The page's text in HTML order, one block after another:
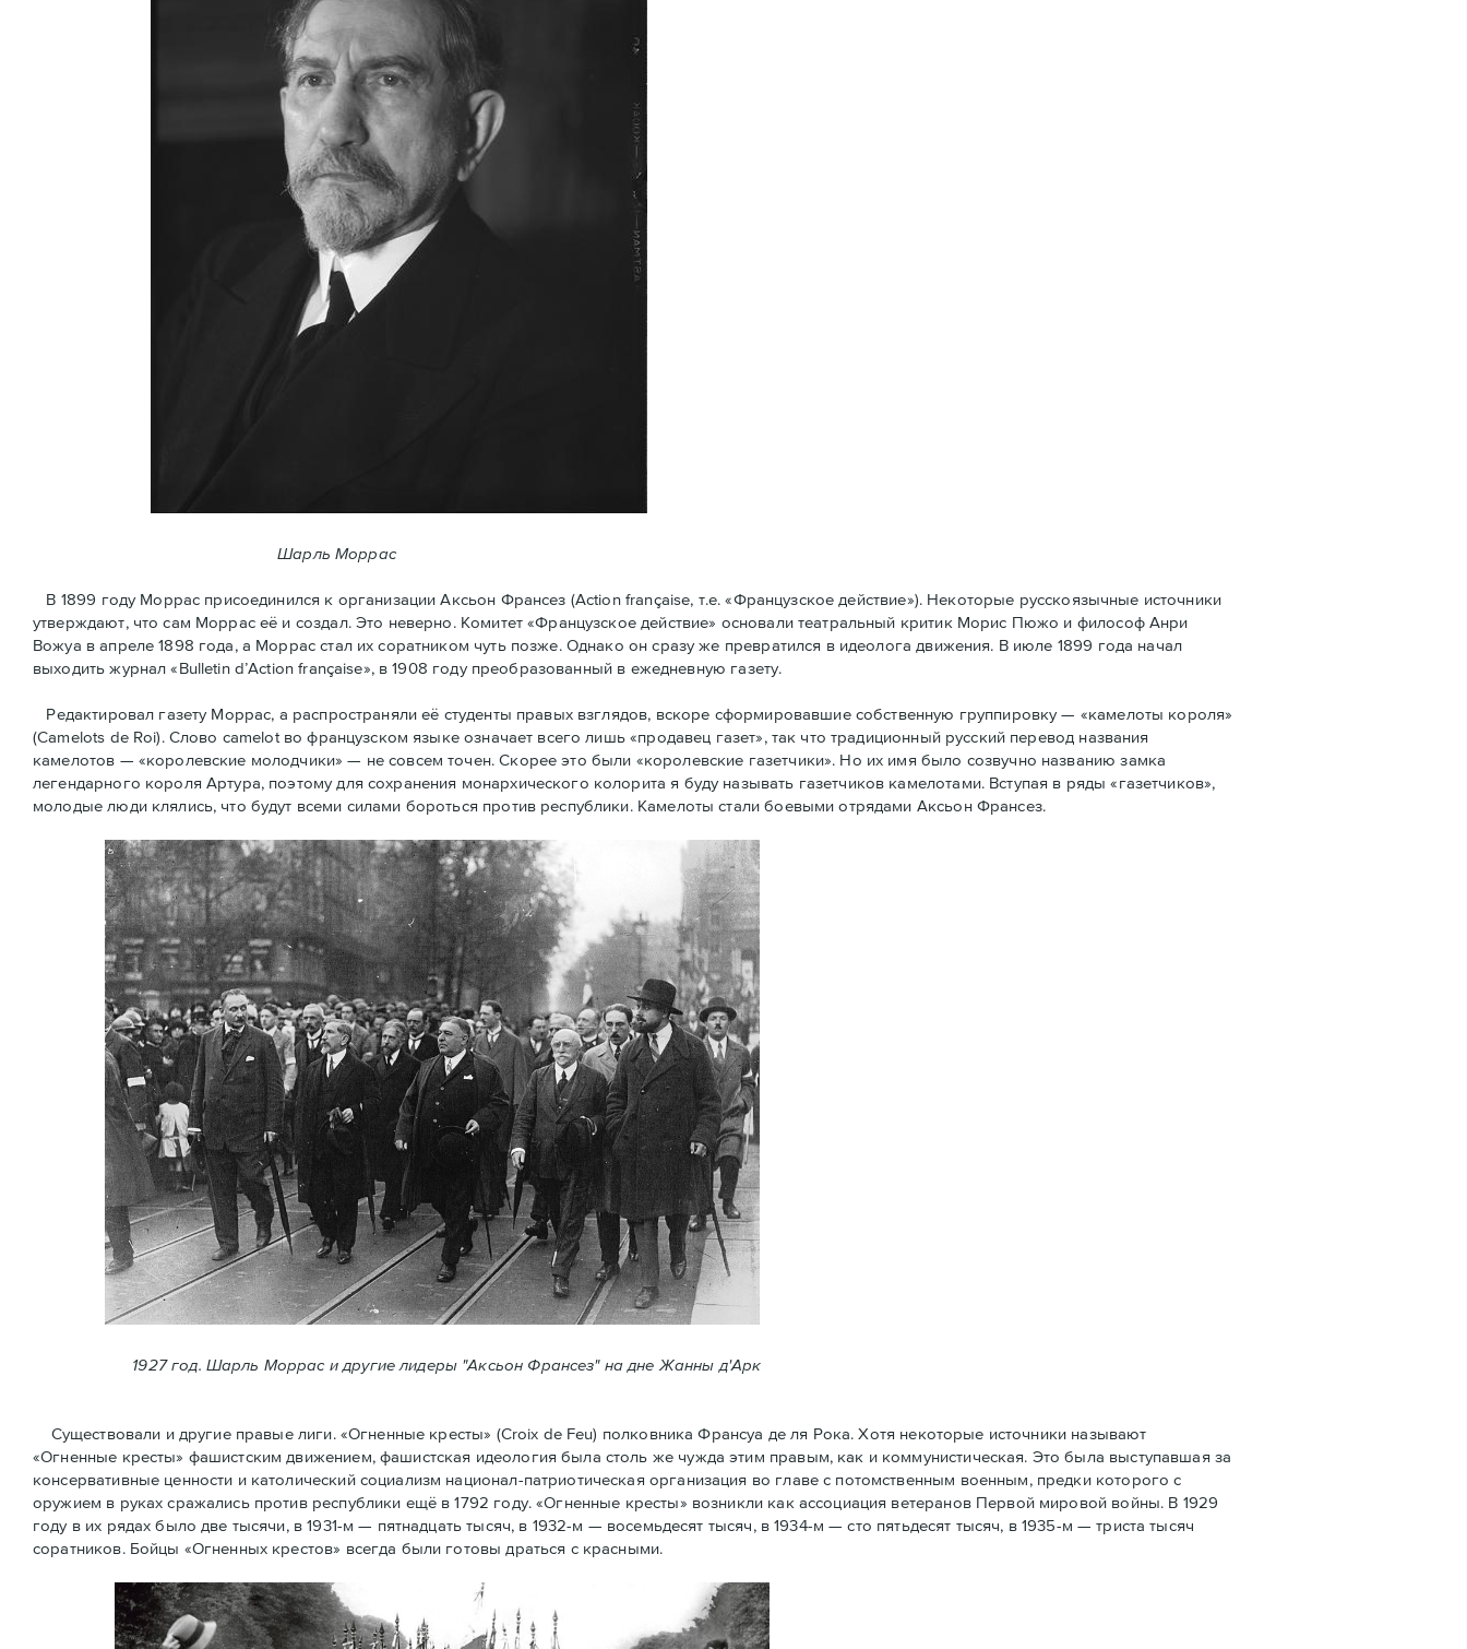
Шарль Моррас
В 1899 году Моррас присоединился к организации Аксьон Франсез (Action française, т.е. «Французское действие»). Некоторые русскоязычные источники
утверждают, что сам Моррас её и создал. Это неверно. Комитет «Французское действие» основали театральный критик Морис Пюжо и философ Анри
Вожуа в апреле 1898 года, а Моррас стал их соратником чуть позже. Однако он сразу же превратился в идеолога движения. В июле 1899 года начал
выходить журнал «Bulletin d’Action française», в 1908 году преобразованный в ежедневную газету.
Редактировал газету Моррас, а распространяли её студенты правых взглядов, вскоре сформировавшие собственную группировку — «камелоты короля»
(Camelots de Roi). Слово camelot во французском языке означает всего лишь «продавец газет», так что традиционный русский перевод названия
камелотов — «королевские молодчики» — не совсем точен. Скорее это были «королевские газетчики». Но их имя было созвучно названию замка
легендарного короля Артура, поэтому для сохранения монархического колорита я буду называть газетчиков камелотами. Вступая в ряды «газетчиков»,
молодые люди клялись, что будут всеми силами бороться против республики. Камелоты стали боевыми отрядами Аксьон Франсез.
1927 год. Шарль Моррас и другие лидеры "Аксьон Франсез" на дне Жанны д'Арк
Существовали и другие правые лиги. «Огненные кресты» (Croix de Feu) полковника Франсуа де ля Рока. Хотя некоторые источники называют
«Огненные крeсты» фашистским движением, фашистская идеология была столь же чужда этим правым, как и коммунистическая. Это была выступавшая за
консервативные ценности и католический социализм национал-патриотическая организация во главе с потомственным военным, предки которого с
оружием в руках сражались против республики ещё в 1792 году. «Огненные кресты» возникли как ассоциация ветеранов Первой мировой войны. В 1929
году в их рядах было две тысячи, в 1931-м — пятнадцать тысяч, в 1932-м — восемьдесят тысяч, в 1934-м — сто пятьдесят тысяч, в 1935-м — триста тысяч
соратников. Бойцы «Огненных крестов» всегда были готовы драться с красными.